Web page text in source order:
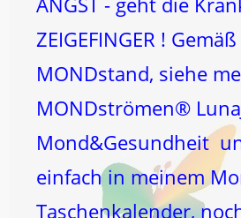
ZEIGEFINGER !
MONDstand, siehe
MONDströmen®
Mond&Gesundheit
einfach in meinem
Taschenkalender,